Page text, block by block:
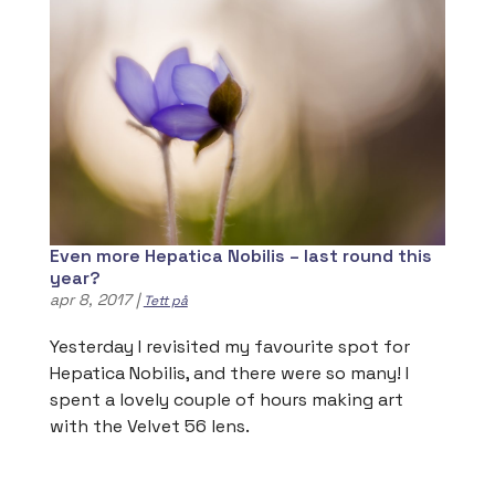
Even more Hepatica Nobilis – last round this
year?
apr 8, 2017| Tett på
Yesterday I revisited my favourite spot for
Hepatica Nobilis, and there were so many! I
spent a lovely couple of hours making art
with the Velvet 56 lens.